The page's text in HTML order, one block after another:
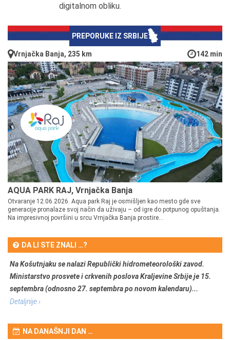
digitalnom obliku.
PREPORUKE IZ SRBIJE
Vrnjačka Banja, 235 km 142 min
AQUA PARK RAJ, Vrnjačka Banja
Otvaranje 12.06.2026. Aqua park Raj je osmišljen kao mesto gde sve
generacije pronalaze svoj način da uživaju – od igre do potpunog opuštanja.
Na impresivnoj površini u srcu Vrnjačka Banja prostire...
DA LI STE ZNALI …?
Na Košutnjaku se nalazi Republički hidrometeorološki zavod.
Ministarstvo prosvete i crkvenih poslova Kraljevine Srbije je 15.
septembra (odnosno 27. septembra po novom kalendaru)...
Detaljnije ›
NA DANAŠNJI DAN …